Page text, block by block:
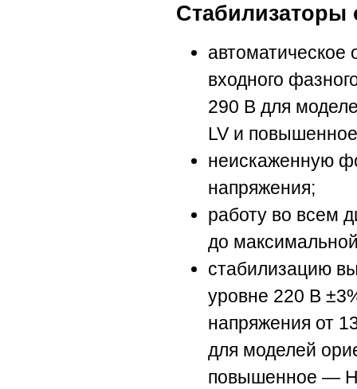
Стабилизаторы
автоматическое
входного
290 В для
LV и
неискаженную
напряжения;
работу во всем
до
стабилизацию
уровне 220 В
напряжения от
для моделей
повышенное —